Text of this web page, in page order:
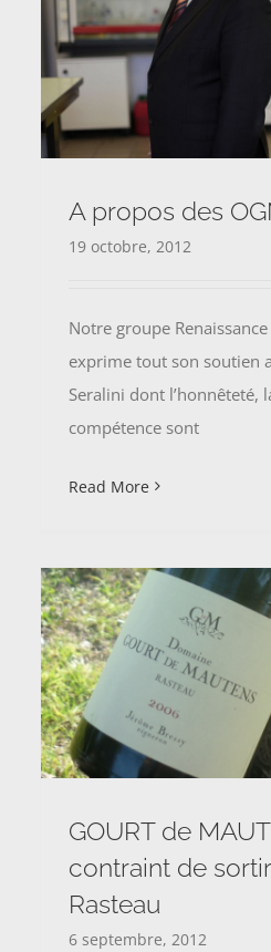
A propos des
19 octobre, 2012
Notre groupe Renaissance
exprime tout son soutien
Seralini dont l’honnêteté,
compétence sont
Read More
GOURT de
contraint de
Rasteau
6 septembre, 2012